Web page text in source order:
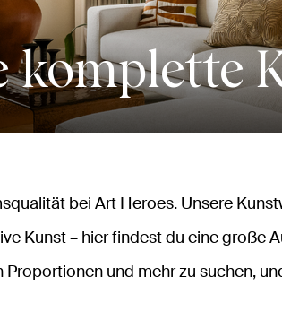
komplette
bei Art Heroes. Unsere
Kunst – hier findest du eine große
und mehr zu suchen,